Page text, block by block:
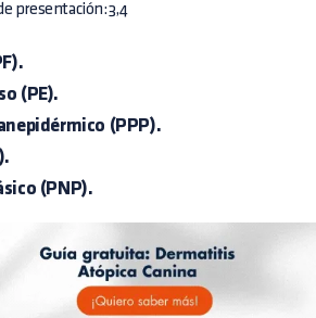
presentación:3,4
(PE).
(PPP).
(PNP).